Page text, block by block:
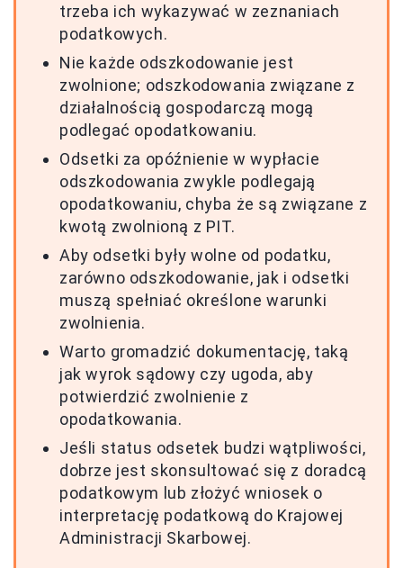
trzeba ich wykazywać w zeznaniach
podatkowych.
Nie każde odszkodowanie jest
zwolnione; odszkodowania związane z
działalnością gospodarczą mogą
podlegać opodatkowaniu.
Odsetki za opóźnienie w wypłacie
odszkodowania zwykle podlegają
opodatkowaniu, chyba że są związane z
kwotą zwolnioną z PIT.
Aby odsetki były wolne od podatku,
zarówno odszkodowanie, jak i odsetki
muszą spełniać określone warunki
zwolnienia.
Warto gromadzić dokumentację, taką
jak wyrok sądowy czy ugoda, aby
potwierdzić zwolnienie z
opodatkowania.
Jeśli status odsetek budzi wątpliwości,
dobrze jest skonsultować się z doradcą
podatkowym lub złożyć wniosek o
interpretację podatkową do Krajowej
Administracji Skarbowej.